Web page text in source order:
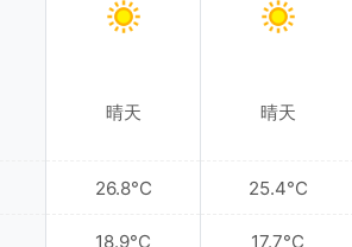
晴天
26.8°C
18.9°C
晴天
25.4°C
17.7°C